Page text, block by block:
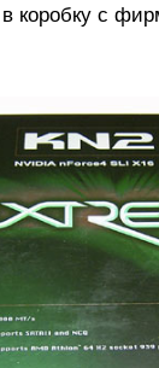
в коробку с